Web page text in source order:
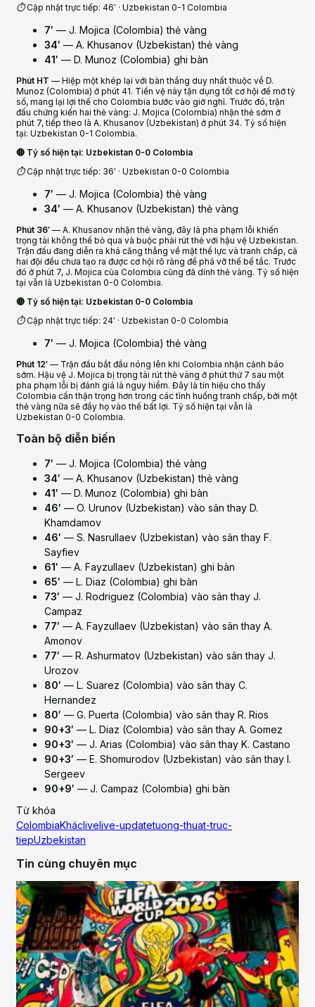
⏱️ Cập nhật trực tiếp: 46′ · Uzbekistan 0-1 Colombia
7′ — J. Mojica (Colombia) thẻ vàng
34′ — A. Khusanov (Uzbekistan) thẻ vàng
41′ — D. Munoz (Colombia) ghi bàn
Phút HT — Hiệp một khép lại với bàn thắng duy nhất thuộc về D.
Munoz (Colombia) ở phút 41. Tiền vệ này tận dụng tốt cơ hội để mở tỷ
số, mang lại lợi thế cho Colombia bước vào giờ nghỉ. Trước đó, trận
đấu chứng kiến hai thẻ vàng: J. Mojica (Colombia) nhận thẻ sớm ở
phút 7, tiếp theo là A. Khusanov (Uzbekistan) ở phút 34. Tỷ số hiện
tại: Uzbekistan 0-1 Colombia.
🔴 Tỷ số hiện tại: Uzbekistan 0-0 Colombia
⏱️ Cập nhật trực tiếp: 36′ · Uzbekistan 0-0 Colombia
7′ — J. Mojica (Colombia) thẻ vàng
34′ — A. Khusanov (Uzbekistan) thẻ vàng
Phút 36′ — A. Khusanov nhận thẻ vàng, đây là pha phạm lỗi khiến
trọng tài không thể bỏ qua và buộc phải rút thẻ với hậu vệ Uzbekistan.
Trận đấu đang diễn ra khá căng thẳng về mặt thể lực và tranh chấp, cả
hai đội đều chưa tạo ra được cơ hội rõ ràng để phá vỡ thế bế tắc. Trước
đó ở phút 7, J. Mojica của Colombia cũng đã dính thẻ vàng. Tỷ số hiện
tại vẫn là Uzbekistan 0-0 Colombia.
🔴 Tỷ số hiện tại: Uzbekistan 0-0 Colombia
⏱️ Cập nhật trực tiếp: 24′ · Uzbekistan 0-0 Colombia
7′ — J. Mojica (Colombia) thẻ vàng
Phút 12′ — Trận đấu bắt đầu nóng lên khi Colombia nhận cảnh báo
sớm. Hậu vệ J. Mojica bị trọng tài rút thẻ vàng ở phút thứ 7 sau một
pha phạm lỗi bị đánh giá là nguy hiểm. Đây là tín hiệu cho thấy
Colombia cần thận trọng hơn trong các tình huống tranh chấp, bởi một
thẻ vàng nữa sẽ đẩy họ vào thế bất lợi. Tỷ số hiện tại vẫn là
Uzbekistan 0-0 Colombia.
Toàn bộ diễn biến
7′ — J. Mojica (Colombia) thẻ vàng
34′ — A. Khusanov (Uzbekistan) thẻ vàng
41′ — D. Munoz (Colombia) ghi bàn
46′ — O. Urunov (Uzbekistan) vào sân thay D.
Khamdamov
46′ — S. Nasrullaev (Uzbekistan) vào sân thay F.
Sayfiev
61′ — A. Fayzullaev (Uzbekistan) ghi bàn
65′ — L. Diaz (Colombia) ghi bàn
73′ — J. Rodriguez (Colombia) vào sân thay J.
Campaz
77′ — A. Fayzullaev (Uzbekistan) vào sân thay A.
Amonov
77′ — R. Ashurmatov (Uzbekistan) vào sân thay J.
Urozov
80′ — L. Suarez (Colombia) vào sân thay C.
Hernandez
80′ — G. Puerta (Colombia) vào sân thay R. Rios
90+3′ — L. Diaz (Colombia) vào sân thay A. Gomez
90+3′ — J. Arias (Colombia) vào sân thay K. Castano
90+3′ — E. Shomurodov (Uzbekistan) vào sân thay I.
Sergeev
90+9′ — J. Campaz (Colombia) ghi bàn
Từ khóa
ColombiaKháclivelive-updatetuong-thuat-truc-
tiepUzbekistan
Tin cùng chuyên mục